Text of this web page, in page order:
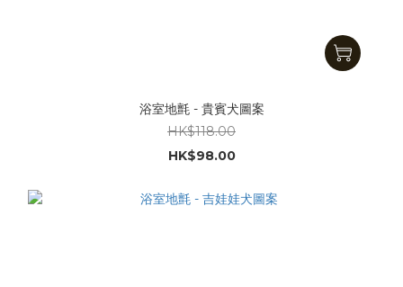
浴室地氈 - 貴賓犬圖案
HK$118.00
HK$98.00